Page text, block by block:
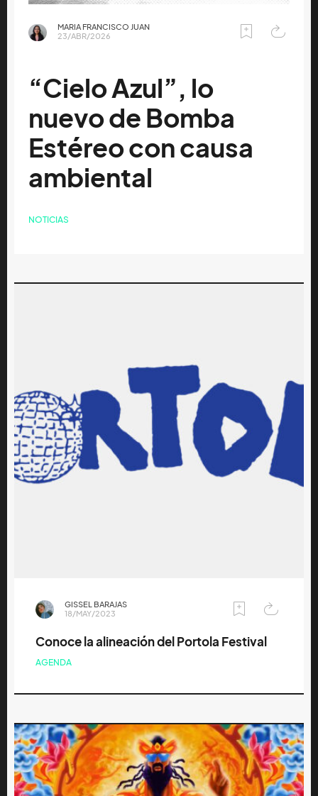
MARIA FRANCISCO JUAN
23/ABR/2026
“Cielo Azul”, lo
nuevo de Bomba
Estéreo con causa
ambiental
NOTICIAS
GISSEL BARAJAS
18/MAY/2023
Conoce la alineación del Portola Festival
AGENDA